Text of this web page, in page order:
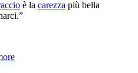
è la carezza più bella